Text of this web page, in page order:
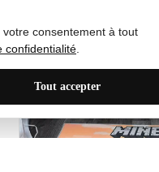
consentement à tout
confidentialité
Tout accepter